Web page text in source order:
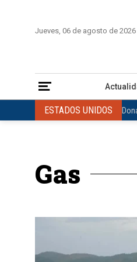
Jueves, 06 de agosto de 2026
ESTADOS UNIDOS
VENEZUELA Juicio
ESTADOS UNIDOS
INTERNACIONAL Raúl Castro
COLOMBIA Elecciones
Gas